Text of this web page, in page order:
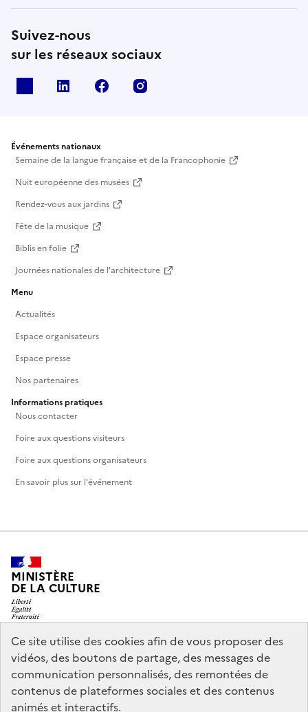
Ce site utilise des cookies afin de vous proposer des
vidéos, des boutons de partage, des messages de
communication personnalisés, des remontées de
contenus de plateformes sociales et des contenus
animés et interactifs.
Suivez-nous
sur les réseaux sociaux
Linkedin Facebook
Événements nationaux
Semaine de la langue française et de la Francophonie
Nuit européenne des musées
Rendez-vous aux jardins
Fête de la musique
Biblis en folie
Journées nationales de l'architecture
Menu
Actualités
Espace organisateurs
Espace presse
Nos partenaires
Informations pratiques
Nous contacter
Foire aux questions visiteurs
Foire aux questions organisateurs
En savoir plus sur l'événement
MINISTÈRE
DE LA CULTURE
legifrance.gouv.fr
info.gouv.fr
service-public.gouv.fr
data.gouv.fr